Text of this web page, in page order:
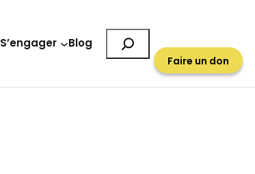
S’engager Blog
Faire un don